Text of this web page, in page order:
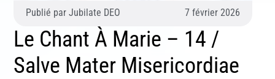
Publié par Jubilate DEO 7 février 2026
Le Chant À Marie – 14 /
Salve Mater Misericordiae